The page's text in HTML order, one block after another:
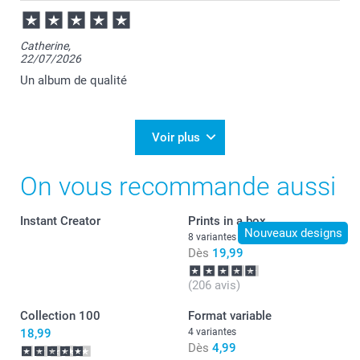
Connectez-vous à votre compte smartphoto
Dans le créateur, sauvegardez votre première création
avec un nom personnalisé
Cliquez sur “recommencer” dans le créateur, le produit
est réinitialisé
Cliquez sur “sauvegarder” et entrez le nom personnalisé
pour votre deuxième création.
compte > mes créations“
Catherine,
22/07/2026
Un album de qualité
Voir plus
On vous recommande aussi
Instant Creator
Nouveaux designs
Prints in a box
8 variantes
Dès 19,99
(206 avis)
Collection 100
18,99
Format variable
4 variantes
Dès 4,99